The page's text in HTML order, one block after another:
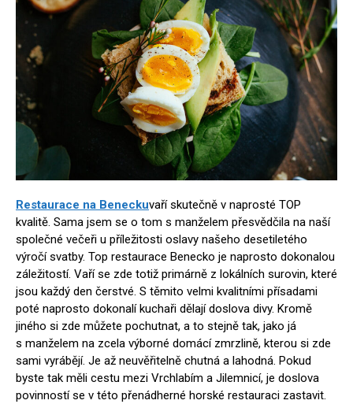
Restaurace na Beneckuvaří skutečně v naprosté TOP
kvalitě. Sama jsem se o tom s manželem přesvědčila na naší
společné večeři u příležitosti oslavy našeho desetiletého
výročí svatby. Top restaurace Benecko je naprosto dokonalou
záležitostí. Vaří se zde totiž primárně z lokálních surovin, které
jsou každý den čerstvé. S těmito velmi kvalitními přísadami
poté naprosto dokonalí kuchaři dělají doslova divy. Kromě
jiného si zde můžete pochutnat, a to stejně tak, jako já
s manželem na zcela výborné domácí zmrzlině, kterou si zde
sami vyrábějí. Je až neuvěřitelně chutná a lahodná. Pokud
byste tak měli cestu mezi Vrchlabím a Jilemnicí, je doslova
povinností se v této přenádherné horské restauraci zastavit.